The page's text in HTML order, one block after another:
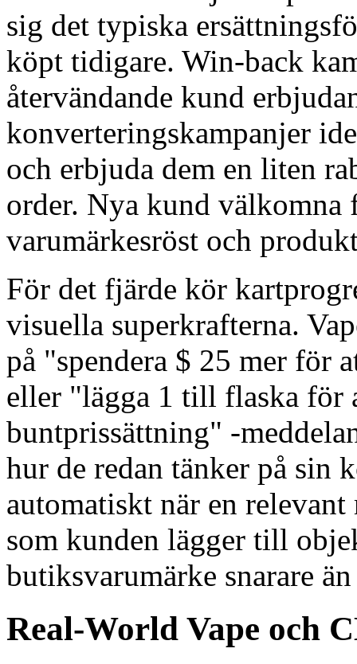
sig det typiska
köpt tidigare. Win-back
återvändande kund
konverteringskampanjer
och erbjuda dem en liten
order. Nya kund
varumärkesröst och
För det fjärde kör
visuella superkrafterna.
på "spendera $ 25 mer
eller "lägga 1 till flaska för
buntprissättning" -
hur de redan tänker på sin
automatiskt när en
som kunden lägger till
butiksvarumärke snarare
Real-World Vape och